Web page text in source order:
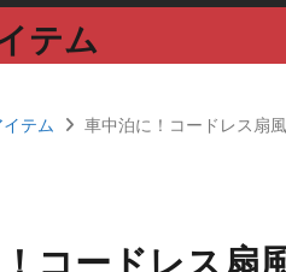
テム
テム 車中泊に！コードレス扇
コードレス扇